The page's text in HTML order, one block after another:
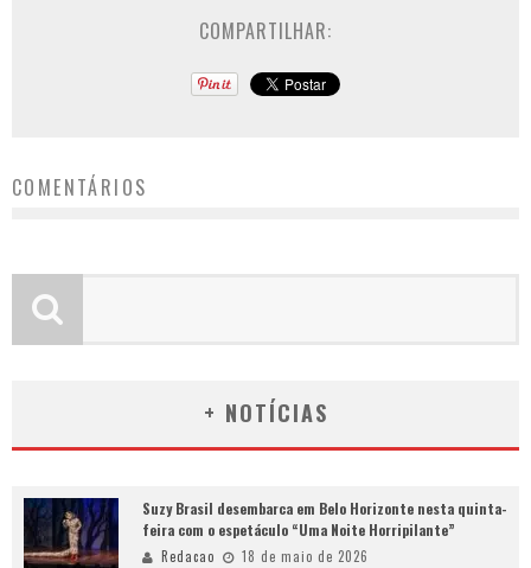
COMPARTILHAR:
COMENTÁRIOS
+ NOTÍCIAS
Suzy Brasil desembarca em Belo Horizonte nesta quinta-
feira com o espetáculo “Uma Noite Horripilante”
Redacao 18 de maio de 2026